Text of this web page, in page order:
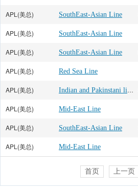
APL(美总) SouthEast-Asian Line
APL(美总) SouthEast-Asian Line
APL(美总) SouthEast-Asian Line
APL(美总) Red Sea Line
APL(美总) Indian and Pakinstani line
APL(美总) Mid-East Line
APL(美总) SouthEast-Asian Line
APL(美总) Mid-East Line
首页 上一页